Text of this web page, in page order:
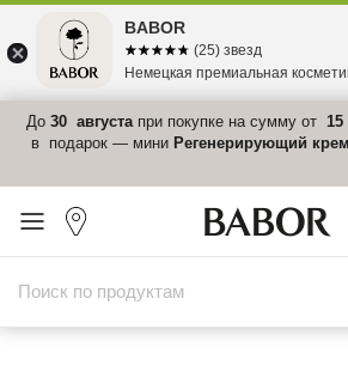
До 30 августапри покупке на сумму от 15
в подарок — мини Регенерирующий крем
BABOR
☆☆☆☆☆
★★★★★ (25) звезд
Немецкая премиальная